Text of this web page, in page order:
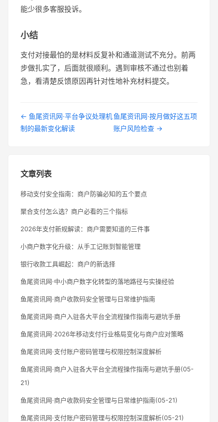
能少很多客服投诉。
小结
支付对接最怕的是材料反复补和通道测试不充分。前两
步做扎实了，后面就很顺利。遇到审核不通过也别着
急，看清楚反馈原因再针对性地补充材料提交。
← 鱼尾资讯网·平台争议处理机
制的最新变化解读
鱼尾资讯网·按月做好这五项
账户风险检查 →
文章列表
移动支付安全指南：商户防骗必知的五个要点
聚合支付怎么选？商户必看的三个指标
2026年支付新规解读：商户需要知道的三件事
小商户数字化升级：从手工记账到智能管理
银行收款工具崛起：商户的新选择
鱼尾资讯网·中小商户数字化转型的落地路径与实操经验
鱼尾资讯网·商户收款码安全管理与日常维护指南
鱼尾资讯网·商户入驻各大平台全流程操作指南与避坑手册
鱼尾资讯网·2026年移动支付行业格局变化与商户应对策略
鱼尾资讯网·支付账户密码管理与权限控制深度解析
鱼尾资讯网·商户入驻各大平台全流程操作指南与避坑手册(05-
21)
鱼尾资讯网·商户收款码安全管理与日常维护指南(05-21)
鱼尾资讯网·支付账户密码管理与权限控制深度解析(05-21)